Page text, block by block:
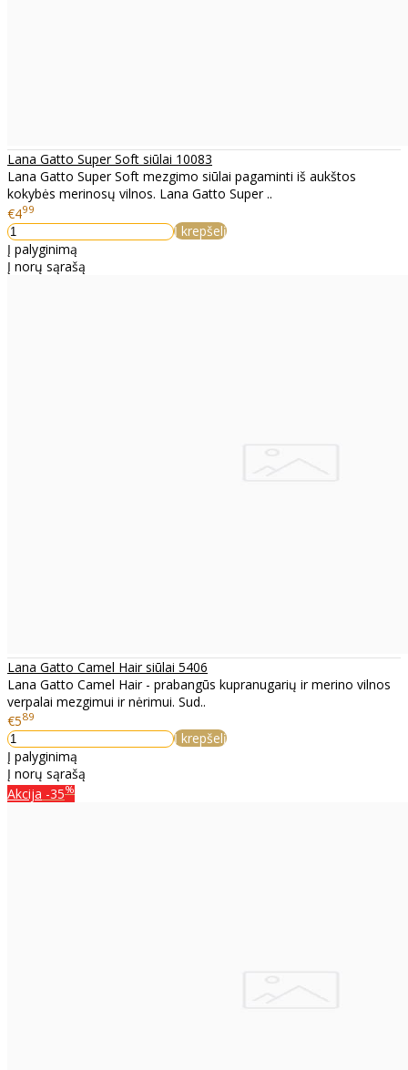
Lana Gatto Super Soft siūlai 10083
Lana Gatto Super Soft mezgimo siūlai pagaminti iš aukštos
kokybės merinosų vilnos. Lana Gatto Super ..
€499
Į krepšelį
Į palyginimą
Į norų sąrašą
Lana Gatto Camel Hair siūlai 5406
Lana Gatto Camel Hair - prabangūs kupranugarių ir merino vilnos
verpalai mezgimui ir nėrimui. Sud..
€589
Į krepšelį
Į palyginimą
Į norų sąrašą
Akcija -35%